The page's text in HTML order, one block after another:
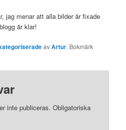
jag menar att alla bilder är fixade
är klar!
avArtur. Bokmärk
inte publiceras. Obligatoriska